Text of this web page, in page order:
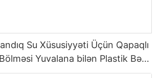
Su Xüsusiyyəti Üçün Qapaqlı
Yuvalana bilən Plastik Bərk
Anbarı